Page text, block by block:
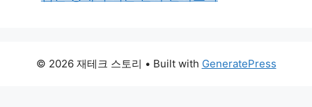
© 2026 재테크 스토리 • Built with GeneratePress